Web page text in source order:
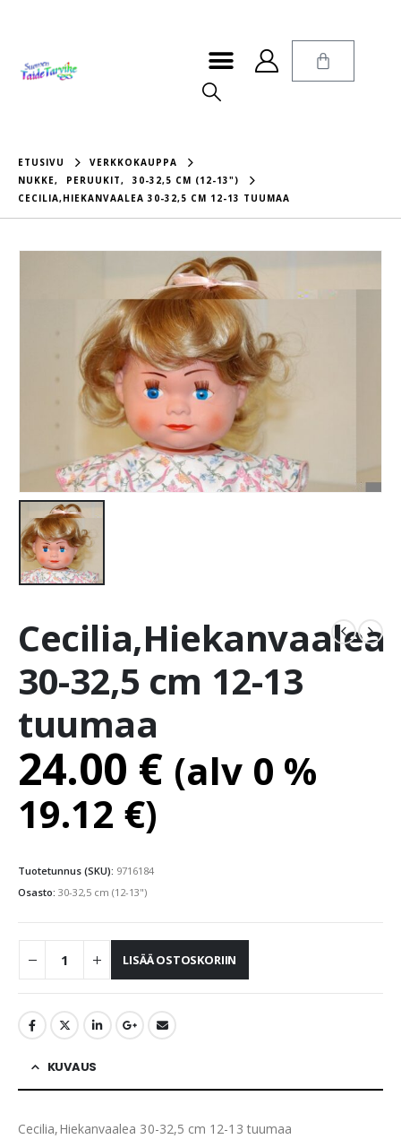
ETUSIVU
VERKKOKAUPPA
NUKKE, PERUUKIT,
30-32,5 CM (12-13")
CECILIA,HIEKANVAALEA 30-32,5 CM 12-13 TUUMAA
Cecilia,Hiekanvaalea
30-32,5 cm 12-13
tuumaa
24.00 € (alv 0 %
19.12 €)
Tuotetunnus (SKU): 9716184
Osasto: 30-32,5 cm (12-13")
LISÄÄ OSTOSKORIIN
KUVAUS
Cecilia,Hiekanvaalea 30-32,5 cm 12-13 tuumaa